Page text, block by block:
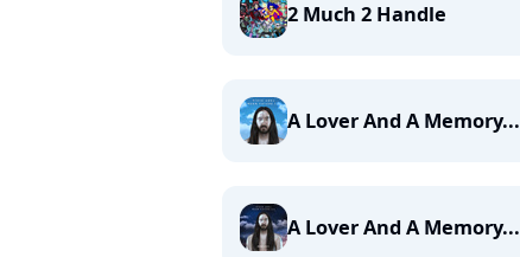
2 Much 2 Handle
A Lover And A Memory...
A Lover And A Memory...